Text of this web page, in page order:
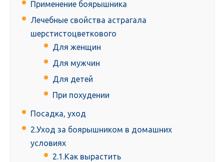
Применение боярышника
Лечебные свойства астрагала
шерстистоцветкового
Для женщин
Для мужчин
Для детей
При похудении
Посадка, уход
2.Уход за боярышником в домашних
условиях
2.1.Как вырастить